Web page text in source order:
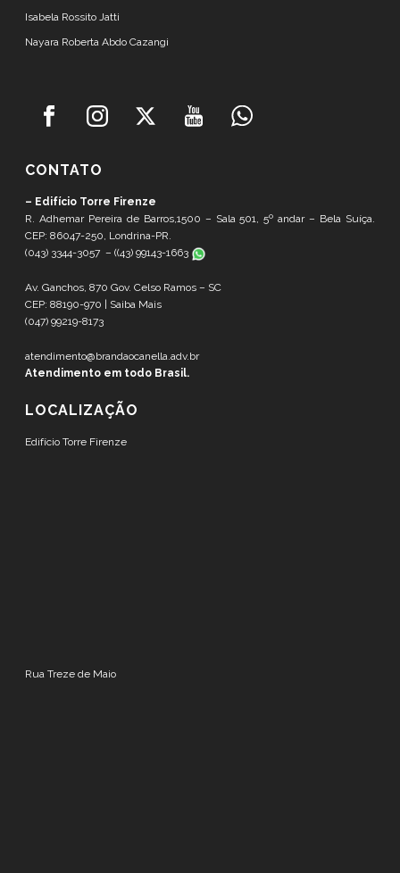
Isabela Rossito Jatti
Nayara Roberta Abdo Cazangi
CONTATO
– Edifício Torre Firenze
R. Adhemar Pereira de Barros,1500 – Sala 501, 5º andar – Bela Suíça.
CEP: 86047-250, Londrina-PR.
(043) 3344-3057 – ((43) 99143-1663
Av. Ganchos, 870 Gov. Celso Ramos – SC
CEP: 88190-970 | Saiba Mais
(047) 99219-8173
atendimento@brandaocanella.adv.br
Atendimento em todo Brasil.
LOCALIZAÇÃO
Edifício Torre Firenze
Rua Treze de Maio